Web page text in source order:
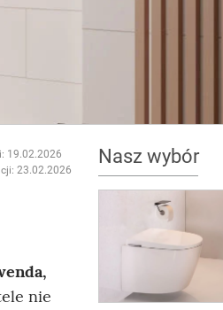
19.02.2026
23.02.2026
nie
Nasz wybór